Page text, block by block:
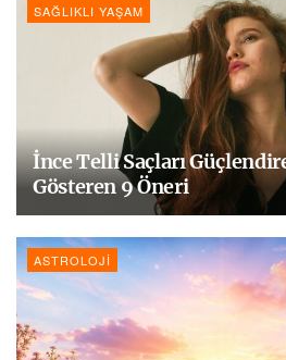
SAĞLIKLI YAŞAM
İnce Telli Saçları
Gösteren 9 Öneri
ASTROLOJI